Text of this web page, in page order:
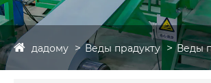
дадому Веды прадукту Веды